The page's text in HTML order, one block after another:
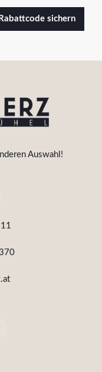
sichern
Auswahl!